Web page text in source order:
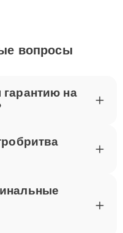
вопросы
на